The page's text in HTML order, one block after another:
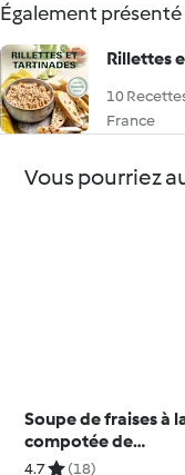
Également
Rillettes
10
France
Vous pourriez
Soupe de fraises à
compotée de
rhubarbe, coulis de
4.7 (18)